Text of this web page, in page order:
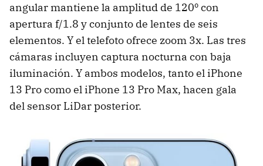
angular mantiene la amplitud de 120º con
apertura f/1.8 y conjunto de lentes de seis
elementos. Y el telefoto ofrece zoom 3x. Las tres
cámaras incluyen captura nocturna con baja
iluminación. Y ambos modelos, tanto el iPhone
13 Pro como el iPhone 13 Pro Max, hacen gala
del sensor LiDar posterior.